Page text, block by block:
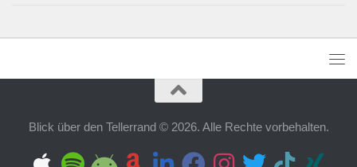
Blick über den Tellerrand © 2026. Alle Rechte vorbehalten.